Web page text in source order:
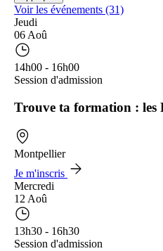
Voir les événements (31)
Jeudi
06 Aoû
14h00 - 16h00
Session d'admission
Trouve ta formation : les
Montpellier
Je m'inscris
Mercredi
12 Aoû
13h30 - 16h30
Session d'admission